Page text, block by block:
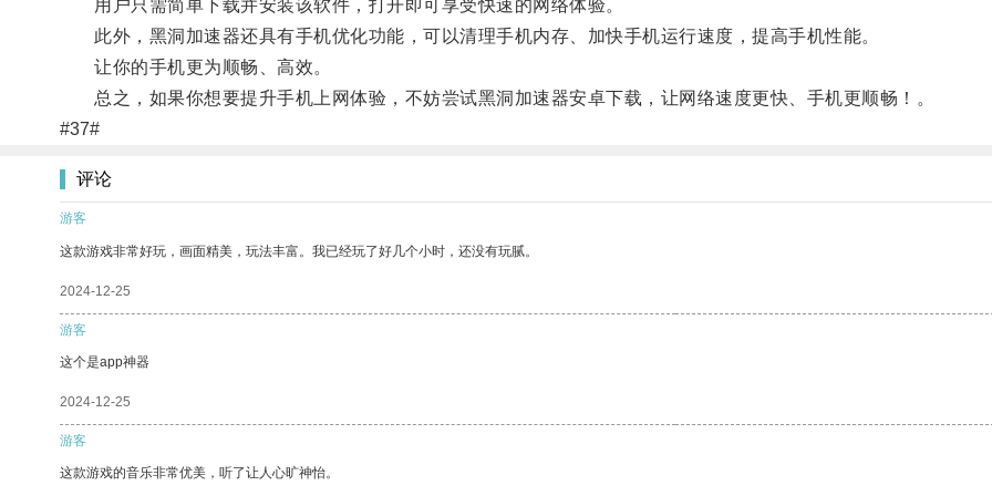
用户只需简单下载并安装该软件，打开即可享受快速的网络体验。
此外，黑洞加速器还具有手机优化功能，可以清理手机内存、加快手机运行速度，提高手机性能。
让你的手机更为顺畅、高效。
总之，如果你想要提升手机上网体验，不妨尝试黑洞加速器安卓下载，让网络速度更快、手机更顺畅！。
#37#
评论
游客
这款游戏非常好玩，画面精美，玩法丰富。我已经玩了好几个小时，还没有玩腻。
2024-12-25
游客
这个是app神器
2024-12-25
游客
这款游戏的音乐非常优美，听了让人心旷神怡。